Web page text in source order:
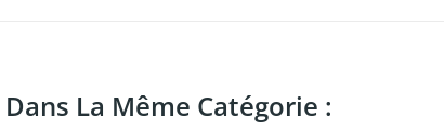
La Même Catégorie :